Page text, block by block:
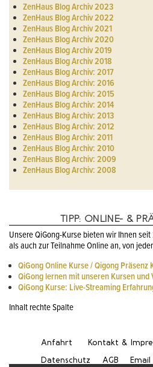
ZenHaus Blog Archiv 2023
ZenHaus Blog Archiv 2022
ZenHaus Blog Archiv 2021
ZenHaus Blog Archiv 2020
ZenHaus Blog Archiv 2019
ZenHaus Blog Archiv 2018
ZenHaus Blog Archiv: 2017
ZenHaus Blog Archiv: 2016
ZenHaus Blog Archiv: 2015
ZenHaus Blog Archiv: 2014
ZenHaus Blog Archiv: 2013
ZenHaus Blog Archiv: 2012
ZenHaus Blog Archiv: 2011
ZenHaus Blog Archiv: 2010
ZenHaus Blog Archiv: 2009
ZenHaus Blog Archiv: 2008
TIPP: ONLINE- &
Unsere QiGong-Kurse bieten wir Ihnen
als auch zur Teilnahme Online an, von
QiGong Online Kurse / Qigong Präsenz
QiGong lernen mit unseren Kursen und
QiGong Kurse: Live-Streaming
Inhalt rechte Spalte
Anfahrt Kontakt &
Datenschutz
AGB Email